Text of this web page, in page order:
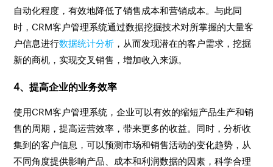
自动化程度，有效地降低了销售成本和营销成本。与此同
时，CRM客户管理系统通过数据挖掘技术对所掌握的大量客
户信息进行数据统计分析 ，从而发现潜在的客户需求，挖掘
新的商机，实现交叉销售，增加收入来源。
4、提高企业的业务效率
使用CRM客户管理系统，企业可以有效的缩短产品生产和销
售的周期，提高运营效率，带来更多的收益。同时，分析收
集到的客户信息，可以预测市场和销售活动的变化趋势，从
不同角度提供影响产品、成本和利润数据的因素，科学合理